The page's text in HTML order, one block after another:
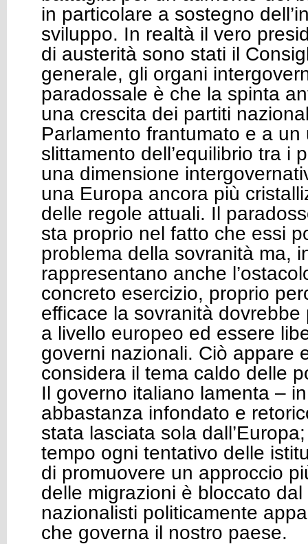
in particolare a sostegno
sviluppo. In realtà il vero
di austerità sono stati il
generale, gli organi
paradossale è che la spinta
una crescita dei partiti
Parlamento frantumato e a un
slittamento dell’equilibrio tra i
una dimensione
una Europa ancora più
delle regole attuali. Il
sta proprio nel fatto che essi
problema della sovranità ma,
rappresentano anche
concreto esercizio, proprio
efficace la sovranità dovrebbe
a livello europeo ed essere
governi nazionali. Ciò appare
considera il tema caldo delle
Il governo italiano lamenta –
abbastanza infondato e
stata lasciata sola
tempo ogni tentativo delle
di promuovere un approccio
delle migrazioni è bloccato
nazionalisti politicamente
che governa il nostro paese.